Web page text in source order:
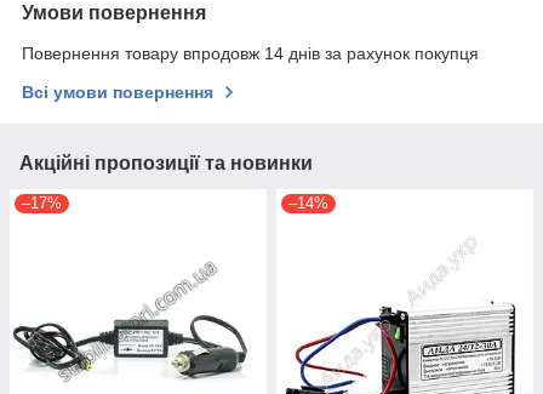
Умови повернення
Повернення товару впродовж 14 днів за рахунок покупця
Всі умови повернення
Акційні пропозиції та новинки
–17% –14%